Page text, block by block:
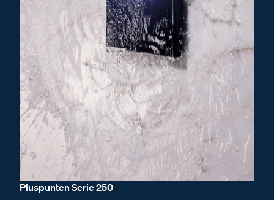
Pluspunten Serie 250